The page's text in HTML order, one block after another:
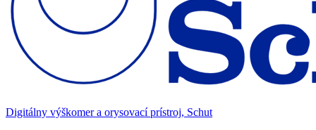
Digitálny výškomer a orysovací prístroj, Schut